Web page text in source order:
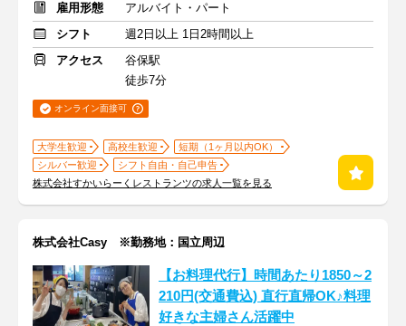
雇用形態
アルバイト・パート
シフト
週2日以上 1日2時間以上
アクセス
谷保駅
徒歩7分
オンライン面接可
大学生歓迎 高校生歓迎
短期（1ヶ月以内OK）
シルバー歓迎
シフト自由・自己申告
株式会社すかいらーくレストランツの求人一覧を見る
株式会社Casy ※勤務地：国立周辺
【お料理代行】時間あたり1850～2
210円(交通費込) 直行直帰OK♪料理
好きな主婦さん活躍中